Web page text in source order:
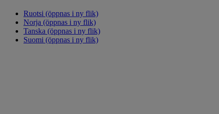
Ruotsi (öppnas i ny flik)
Norja (öppnas i ny flik)
Tanska (öppnas i ny flik)
Suomi (öppnas i ny flik)